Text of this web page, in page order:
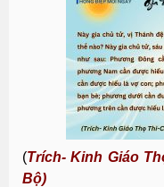
(Trích- Kinh Giáo
Bộ)